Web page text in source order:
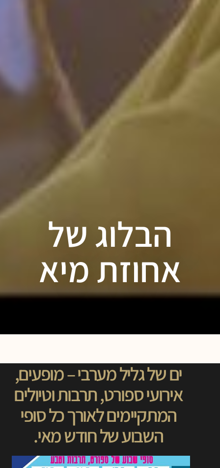
הבלוג של
אחוזת מיא
ים של גליל מערבי – מופעים,
אירועי ספורט, תרבות וטיולים
המתקיימים לאורך כל סופי
השבוע של חודש מאי.